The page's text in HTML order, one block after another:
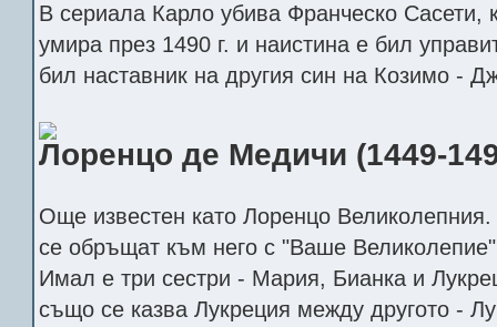
В сериала Карло убива Франческо Сасети,
умира през 1490 г. и наистина е бил
бил наставник на другия син на Козимо -
Лоренцо де Медичи (1449-
Още известен като Лоренцо
се обръщат към него с "Ваше
Имал е три сестри - Мария, Бианка и
също се казва Лукреция между другото -